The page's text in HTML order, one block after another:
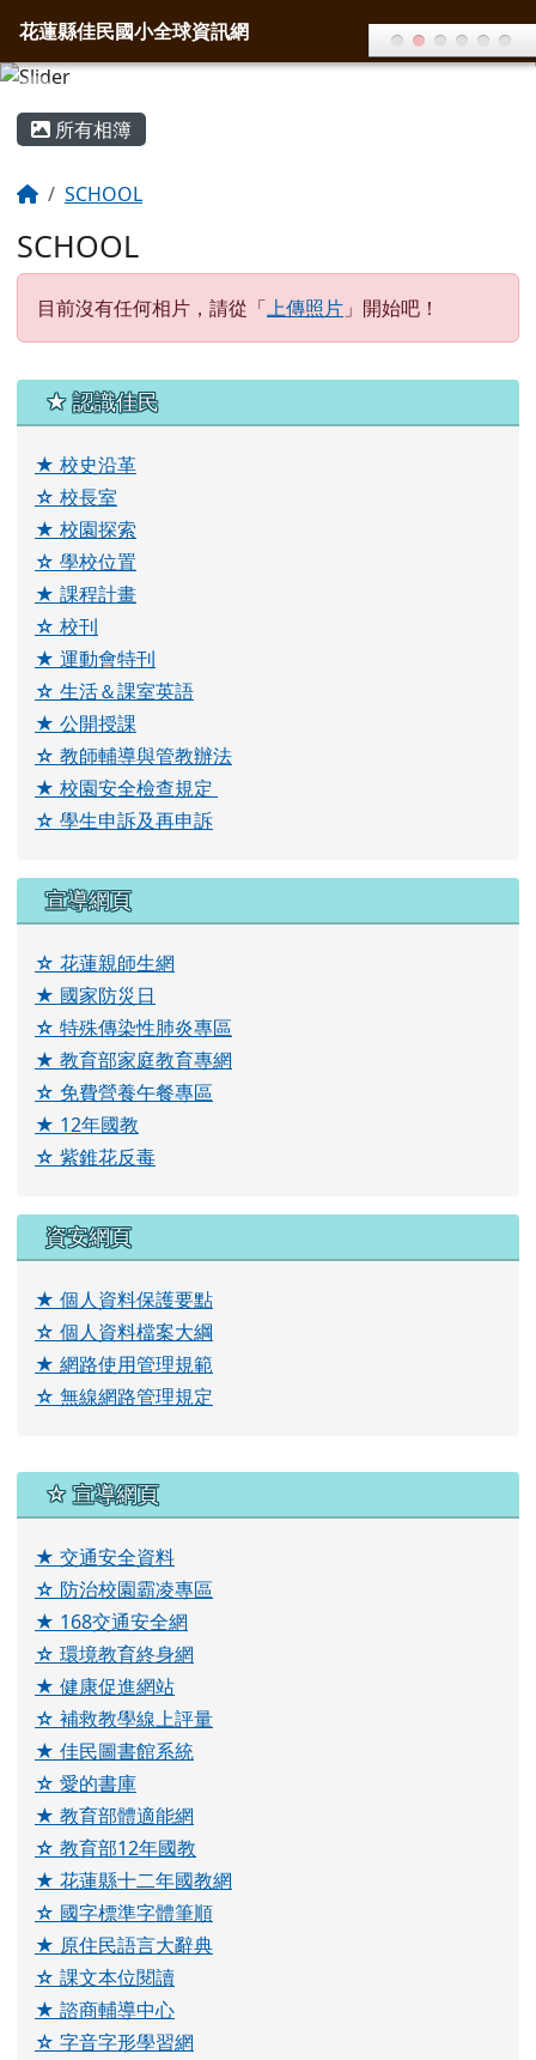
花蓮縣佳民國小全球資訊網
導覽列
花蓮縣佳民國小全球資訊網
主內容區域
所有相簿
回首頁SCHOOL
SCHOOL
目前沒有任何相片，請從「上傳照片 」開始吧！
左邊區域內容
★ 認識佳民
★ 校史沿革
☆ 校長室
★ 校園探索
☆ 學校位置
★ 課程計畫
☆ 校刊
★ 運動會特刊
☆ 生活＆課室英語
★ 公開授課
☆ 教師輔導與管教辦法
link to \
★ 校園安全檢查規定
link to https://drive.google.com/drive/folders/
☆ 學生申訴及再申訴link to https://drive.google.com/
宣導網頁
☆ 花蓮親師生網
★ 國家防災日
☆ 特殊傳染性肺炎專區
★ 教育部家庭教育專網
☆ 免費營養午餐專區
★ 12年國教
☆ 紫錐花反毒
資安網頁
★ 個人資料保護要點
☆ 個人資料檔案大綱
★ 網路使用管理規範
☆ 無線網路管理規定
右邊區域內容
☆ 宣導網頁
★ 交通安全資料
☆ 防治校園霸凌專區
★ 168交通安全網
☆ 環境教育終身網
★ 健康促進網站
☆ 補救教學線上評量
★ 佳民圖書館系統
☆ 愛的書庫
★ 教育部體適能網
☆ 教育部12年國教
★ 花蓮縣十二年國教網
☆ 國字標準字體筆順
★ 原住民語言大辭典
☆ 課文本位閱讀
★ 諮商輔導中心
☆ 字音字形學習網
頁尾區域